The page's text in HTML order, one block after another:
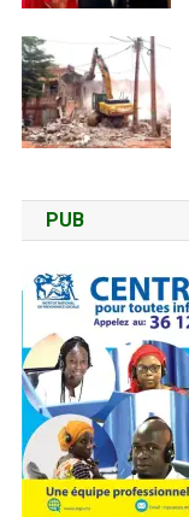
PUB